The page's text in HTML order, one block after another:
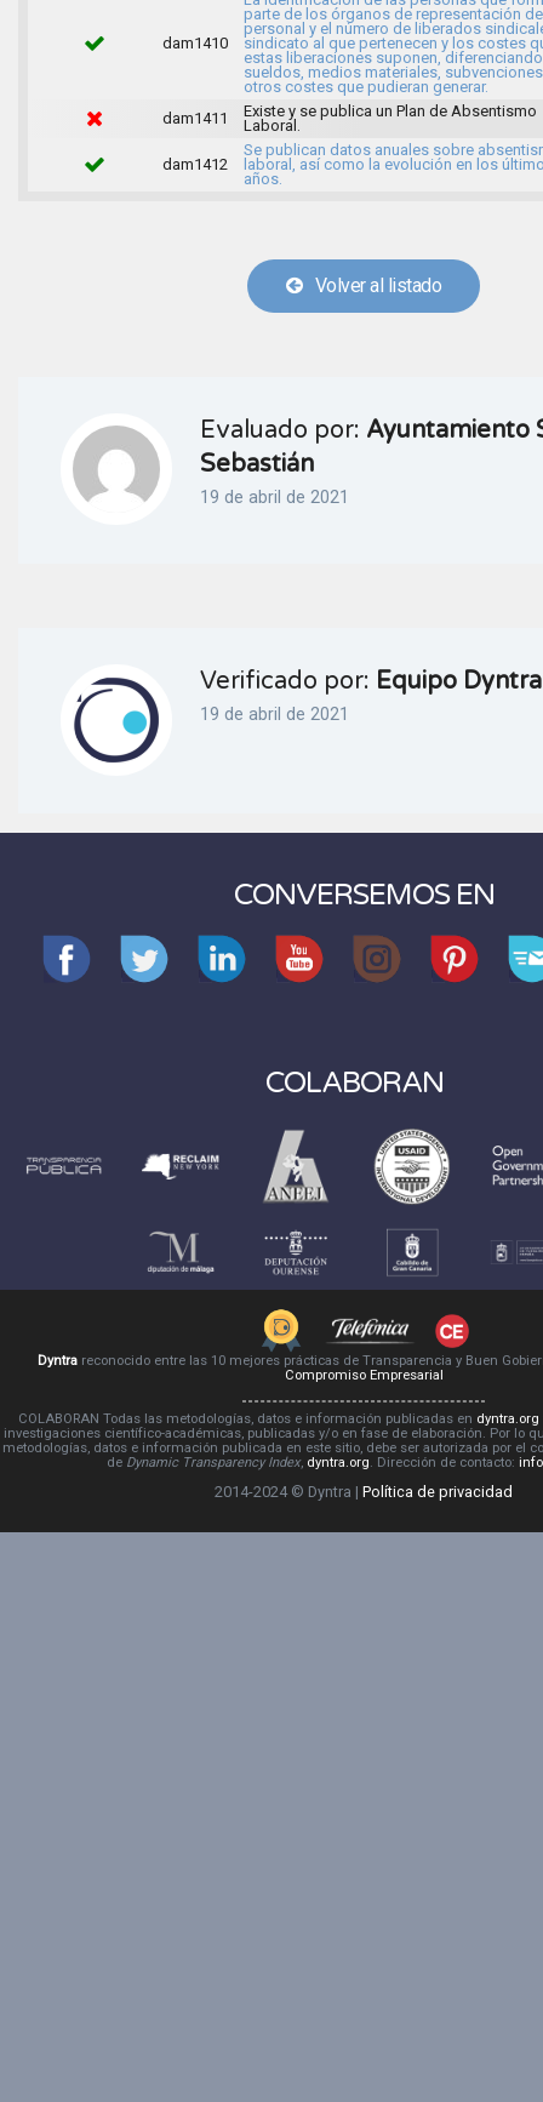
dam1410
parte de los órganos de representación
personal y el número de liberados
sindicato al que pertenecen y los costes
estas liberaciones suponen, diferenciando
sueldos, medios materiales,
otros costes que pudieran generar.
dam1411
Existe y se publica un Plan de Absentismo
Laboral.
dam1412
Se publican datos anuales sobre
laboral, así como la evolución en los
años.
Volver al listado
Evaluado por: Ayuntamiento
Sebastián
19 de abril de 2021
Verificado por: Equipo Dyntra
19 de abril de 2021
CONVERSEMOS EN
COLABORAN
Dyntrareconocido entre las 10 mejores prácticas de Transparencia y Buen
Compromiso Empresarial
COLABORAN Todas las metodologías, datos e información publicadas en dyntra.org
investigaciones científico-académicas, publicadas y/o en fase de elaboración. Por lo
metodologías, datos e información publicada en este sitio, debe ser autorizada por el
de Dynamic Transparency Index, dyntra.org. Dirección de contacto:
2014-2024 © Dyntra | Política de privacidad